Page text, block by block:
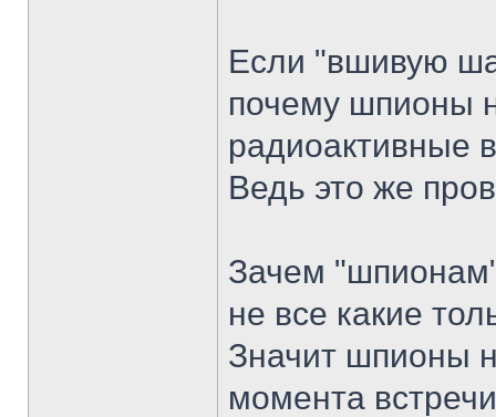
Если "вшивую
почему шпионы
радиоактивные
Ведь это же
Зачем
не все какие
Значит шпионы
момента